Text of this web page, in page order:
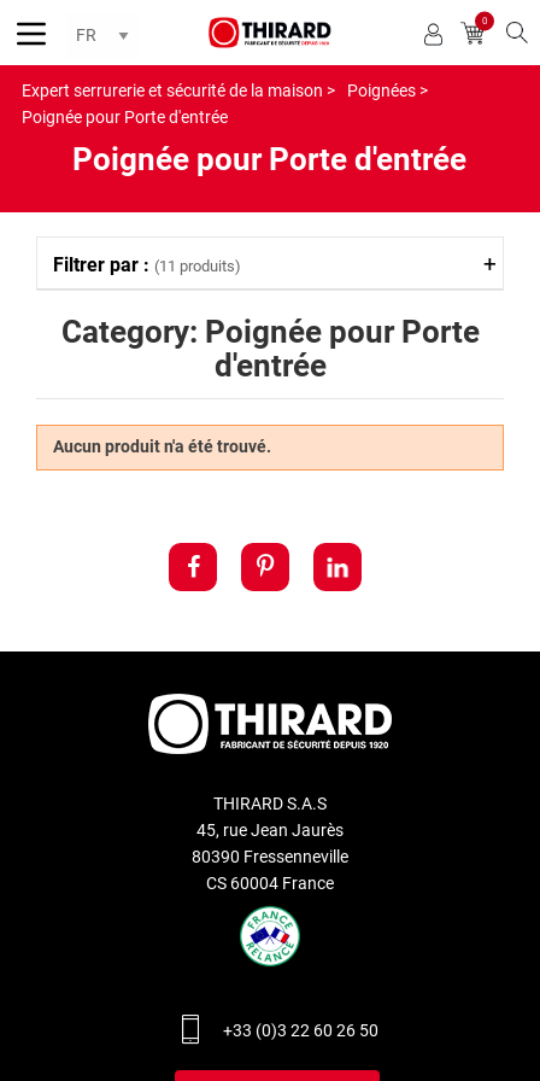
0
Expert serrurerie et sécurité de la maison >
Poignées >
Poignée pour Porte d'entrée
Poignée pour Porte d'entrée
Category: Poignée pour Porte
d'entrée
Aucun produit n'a été trouvé.
Filtrer par : (11 produits)
THIRARD S.A.S
45, rue Jean Jaurès
80390 Fressenneville
CS 60004 France
+33 (0)3 22 60 26 50